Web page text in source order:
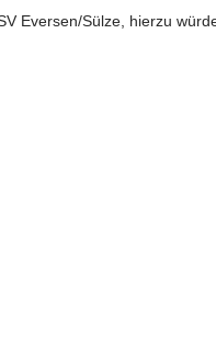
Eversen/Sülze, hierzu